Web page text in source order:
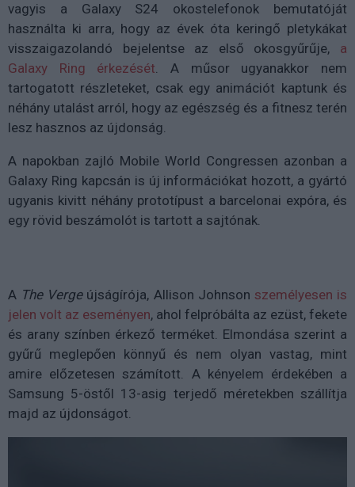
vagyis a Galaxy S24 okostelefonok bemutatóját
használta ki arra, hogy az évek óta keringő pletykákat
visszaigazolandó bejelentse az első okosgyűrűje, a
Galaxy Ring érkezését. A műsor ugyanakkor nem
tartogatott részleteket, csak egy animációt kaptunk és
néhány utalást arról, hogy az egészség és a fitnesz terén
lesz hasznos az újdonság.
A napokban zajló Mobile World Congressen azonban a
Galaxy Ring kapcsán is új információkat hozott, a gyártó
ugyanis kivitt néhány prototípust a barcelonai expóra, és
egy rövid beszámolót is tartott a sajtónak.
A The Vergeújságírója, Allison Johnson személyesen is
jelen volt az eseményen, ahol felpróbálta az ezüst, fekete
és arany színben érkező terméket. Elmondása szerint a
gyűrű meglepően könnyű és nem olyan vastag, mint
amire előzetesen számított. A kényelem érdekében a
Samsung 5-östől 13-asig terjedő méretekben szállítja
majd az újdonságot.